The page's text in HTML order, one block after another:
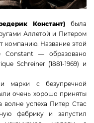
Констант)была
Аллетой и Питером
компанию. Название этой
Constant — образовано
Schreiner (1881-1969) и
марки с безупречной
очень хорошо приняты
волне успеха Питер Стас
фабрику и запустил